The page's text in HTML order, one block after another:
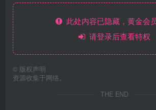
此处内容已隐藏，黄金会
请登录后查看特权
© 版权声明
资源收集于网络。
THE END